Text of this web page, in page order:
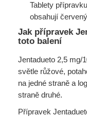
Tablety
obsahují
Jak přípravek
toto balení
Jentadueto 2,5 mg/
světle růžové,
na jedné straně a
straně druhé.
Přípravek